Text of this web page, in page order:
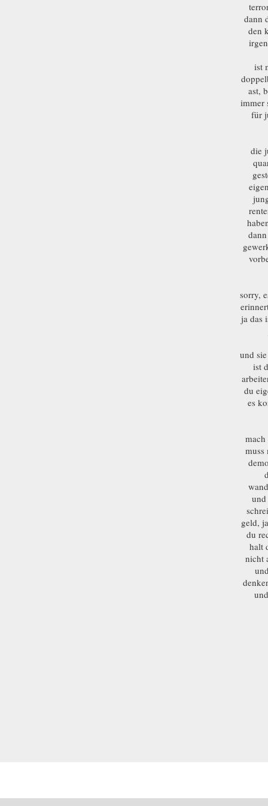
dann
den
ist
ast,
immer
für
die
sorry,
ja das
und
ist
du
es
muss
geld,
du
halt
nicht